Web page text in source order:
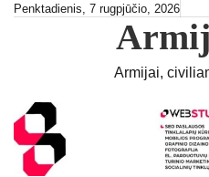
SkipPenktadienis, 7 rugpjūčio, 2026
Armijai,